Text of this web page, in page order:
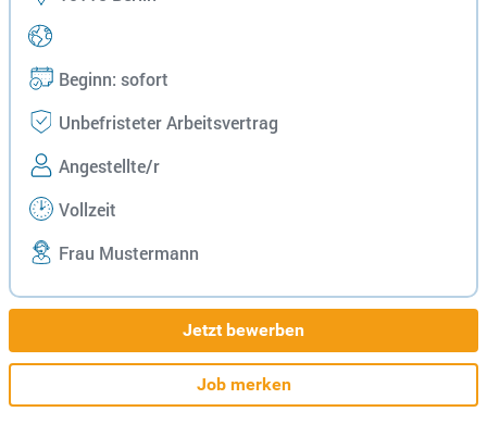
Beginn: sofort
Unbefristeter Arbeitsvertrag
Angestellte/r
Vollzeit
Frau Mustermann
Jetzt bewerben
Job merken